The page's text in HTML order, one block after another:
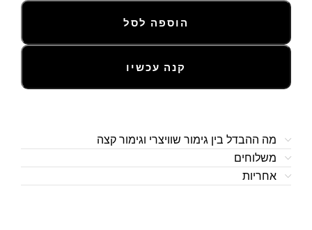
הוספה לסל
קנה עכשיו
מה ההבדל בין גימור שוויצרי וגימור קצה
משלוחים
אחריות